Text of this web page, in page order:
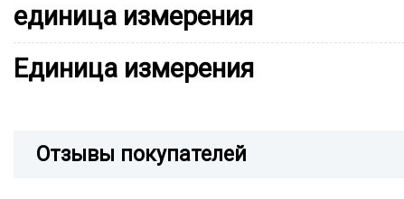
единица измерения
Единица измерения
Отзывы покупателей